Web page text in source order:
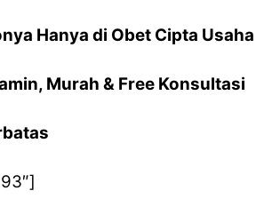
Hanya di Obet Cipta Usaha
Murah & Free Konsultasi